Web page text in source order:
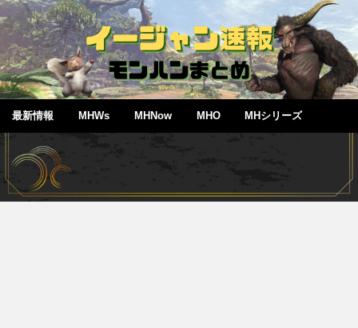
最新情報 MHWs MHNow MHO MHシリーズ